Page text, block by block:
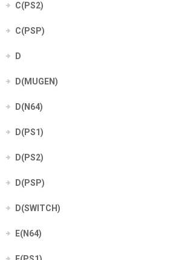
C(PS2)
C(PSP)
D
D(MUGEN)
D(N64)
D(PS1)
D(PS2)
D(PSP)
D(SWITCH)
E(N64)